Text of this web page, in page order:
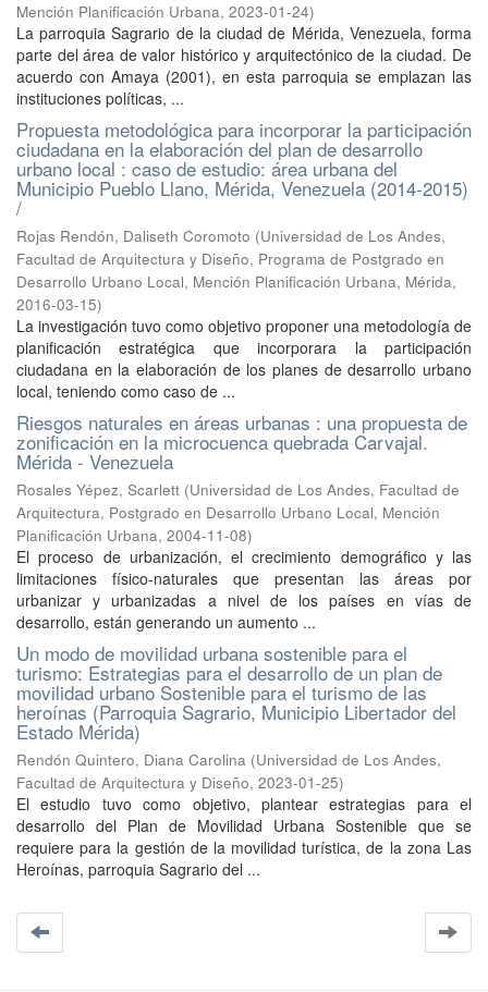
Mención Planificación Urbana, 2023-01-24)
La parroquia Sagrario de la ciudad de Mérida, Venezuela, forma
parte del área de valor histórico y arquitectónico de la ciudad. De
acuerdo con Amaya (2001), en esta parroquia se emplazan las
instituciones políticas, ...
Propuesta metodológica para incorporar la participación
ciudadana en la elaboración del plan de desarrollo
urbano local : caso de estudio: área urbana del
Municipio Pueblo Llano, Mérida, Venezuela (2014-2015)
/
Rojas Rendón, Daliseth Coromoto (Universidad de Los Andes,
Facultad de Arquitectura y Diseño, Programa de Postgrado en
Desarrollo Urbano Local, Mención Planificación Urbana, Mérida,
2016-03-15)
La investigación tuvo como objetivo proponer una metodología de
planificación estratégica que incorporara la participación
ciudadana en la elaboración de los planes de desarrollo urbano
local, teniendo como caso de ...
Riesgos naturales en áreas urbanas : una propuesta de
zonificación en la microcuenca quebrada Carvajal.
Mérida - Venezuela
Rosales Yépez, Scarlett (Universidad de Los Andes, Facultad de
Arquitectura, Postgrado en Desarrollo Urbano Local, Mención
Planificación Urbana, 2004-11-08)
El proceso de urbanización, el crecimiento demográfico y las
limitaciones físico-naturales que presentan las áreas por
urbanizar y urbanizadas a nivel de los países en vías de
desarrollo, están generando un aumento ...
Un modo de movilidad urbana sostenible para el
turismo: Estrategias para el desarrollo de un plan de
movilidad urbano Sostenible para el turismo de las
heroínas (Parroquia Sagrario, Municipio Libertador del
Estado Mérida)
Rendón Quintero, Diana Carolina (Universidad de Los Andes,
Facultad de Arquitectura y Diseño, 2023-01-25)
El estudio tuvo como objetivo, plantear estrategias para el
desarrollo del Plan de Movilidad Urbana Sostenible que se
requiere para la gestión de la movilidad turística, de la zona Las
Heroínas, parroquia Sagrario del ...